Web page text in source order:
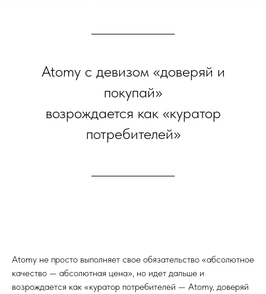
Atomy с девизом «доверяй и
покупай»
возрождается как «куратор
потребителей»
Atomy не просто выполняет свое обязательство «абсолютное
качество — абсолютная цена», но идет дальше и
возрождается как «куратор потребителей — Atomy, доверяй